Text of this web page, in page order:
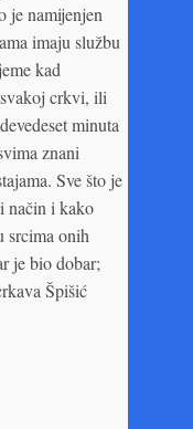
je namijenjen
imaju službu
kad
crkvi, ili
minuta
znani
Sve što je
način i kako
srcima onih
je bio dobar;
Špišić